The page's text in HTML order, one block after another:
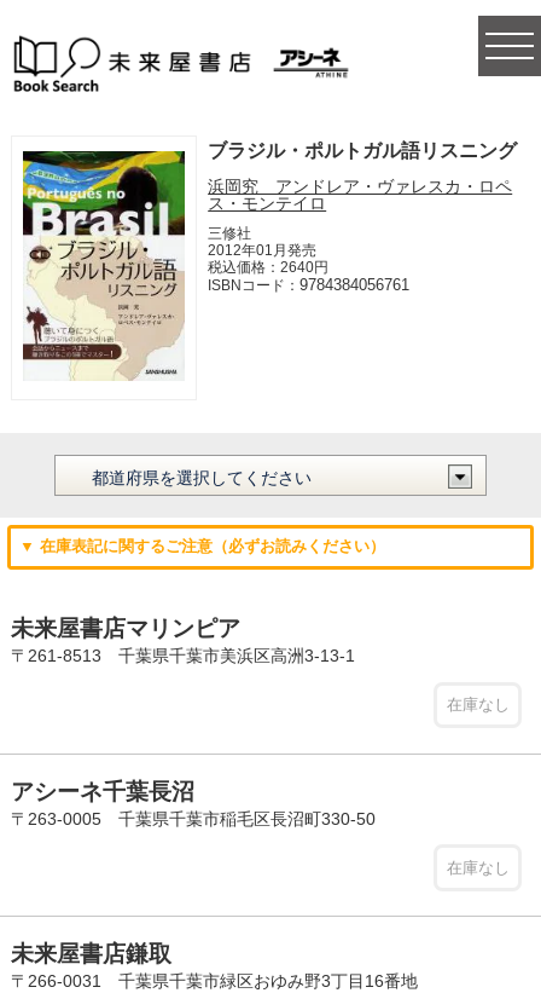
ブラジル・ポルトガル語リスニング
浜岡究 アンドレア・ヴァレスカ・ロペ
ス・モンテイロ
三修社
2012年01月発売
税込価格：2640円
ISBNコード：9784384056761
▼ 在庫表記に関するご注意（必ずお読みください）
未来屋書店マリンピア
〒261-8513 千葉県千葉市美浜区高洲3-13-1
在庫なし
アシーネ千葉長沼
〒263-0005 千葉県千葉市稲毛区長沼町330-50
在庫なし
未来屋書店鎌取
〒266-0031 千葉県千葉市緑区おゆみ野3丁目16番地